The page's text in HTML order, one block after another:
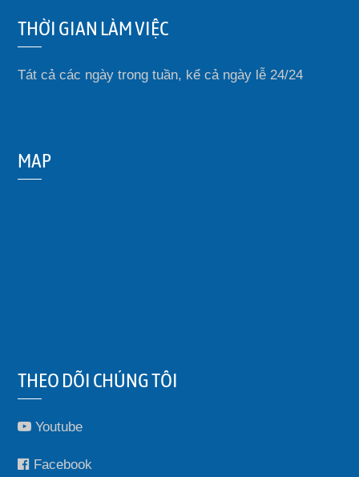
THỜI GIAN LÀM VIỆC
Tát cả các ngày trong tuần, kể cả ngày lễ 24/24
MAP
THEO DÕI CHÚNG TÔI
Youtube
Facebook